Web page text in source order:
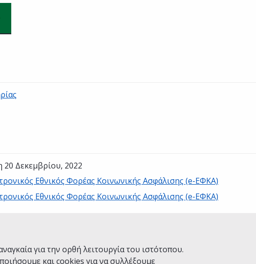
για την ορθή λειτουργία του ιστότοπου.
και cookies για να συλλέξουμε
20 Δεκεμβρίου, 2022
Εθνικός Φορέας Κοινωνικής Ασφάλισης (e-ΕΦΚΑ)
Εθνικός Φορέας Κοινωνικής Ασφάλισης (e-ΕΦΚΑ)